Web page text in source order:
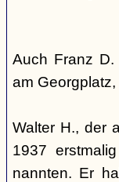
Auch Franz
am
Walter H., der
1937
nannten. Er